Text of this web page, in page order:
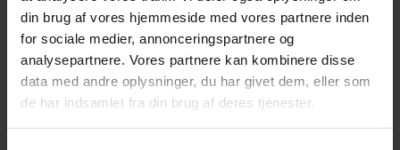
din brug af vores hjemmeside med vores partnere inden
for sociale medier, annonceringspartnere og
analysepartnere. Vores partnere kan kombinere disse
data med andre oplysninger, du har givet dem, eller som
de har indsamlet fra din brug af deres tjenester.